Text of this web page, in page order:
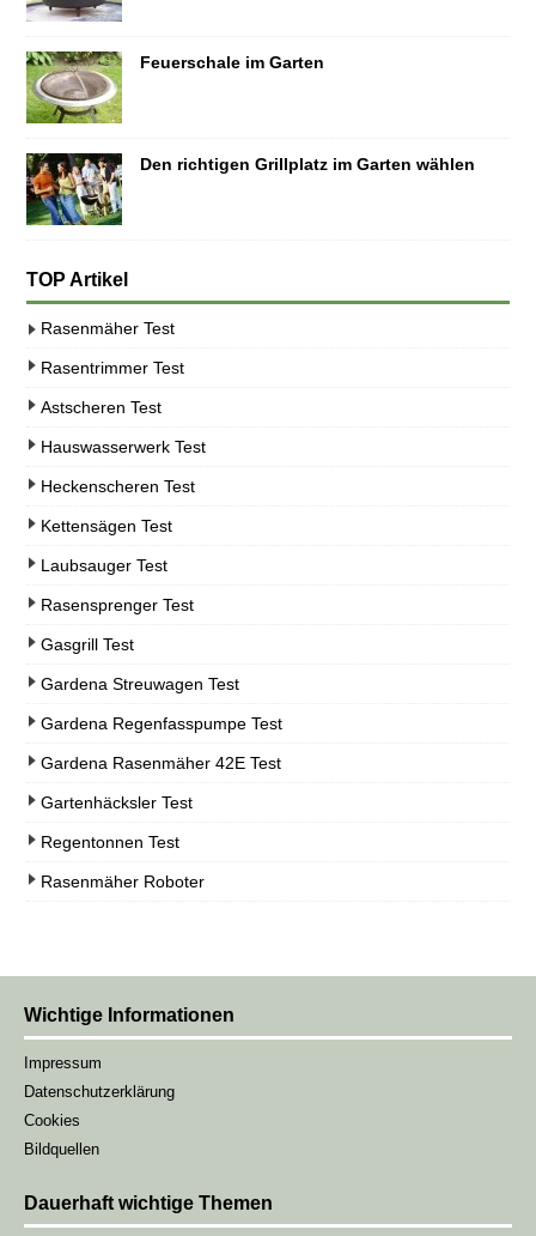
Feuerschale im Garten
Den richtigen Grillplatz im Garten wählen
TOP Artikel
Rasenmäher Test
Rasentrimmer Test
Astscheren Test
Hauswasserwerk Test
Heckenscheren Test
Kettensägen Test
Laubsauger Test
Rasensprenger Test
Gasgrill Test
Gardena Streuwagen Test
Gardena Regenfasspumpe Test
Gardena Rasenmäher 42E Test
Gartenhäcksler Test
Regentonnen Test
Rasenmäher Roboter
Wichtige Informationen
Impressum
Datenschutzerklärung
Cookies
Bildquellen
Dauerhaft wichtige Themen